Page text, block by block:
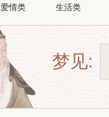
爱情类 生活类
梦见: